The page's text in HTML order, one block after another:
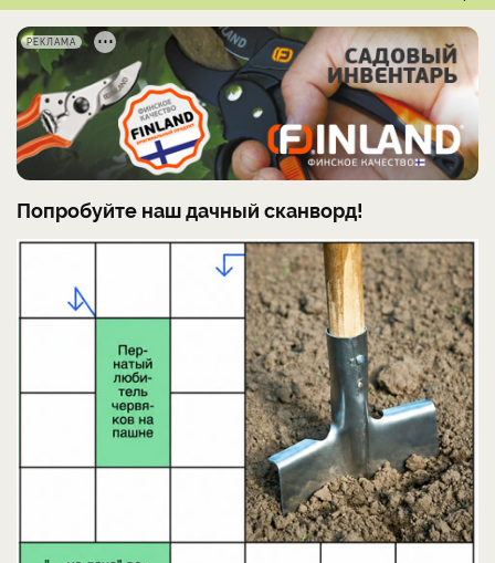
РЕКЛАМА
Попробуйте наш дачный сканворд!